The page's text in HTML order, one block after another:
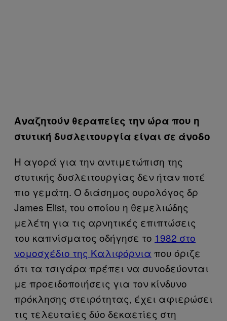
Αναζητούν θεραπείες την ώρα που η
στυτική δυσλειτουργία είναι σε άνοδο
Η αγορά για την αντιμετώπιση της
στυτικής δυσλειτουργίας δεν ήταν ποτέ
πιο γεμάτη. Ο διάσημος ουρολόγος δρ
James Elist, του οποίου η θεμελιώδης
μελέτη για τις αρνητικές επιπτώσεις
του καπνίσματος οδήγησε το 1982 στο
νομοσχέδιο της Καλιφόρνια που όριζε
ότι τα τσιγάρα πρέπει να συνοδεύονται
με προειδοποιήσεις για τον κίνδυνο
πρόκλησης στειρότητας, έχει αφιερώσει
τις τελευταίες δύο δεκαετίες στη